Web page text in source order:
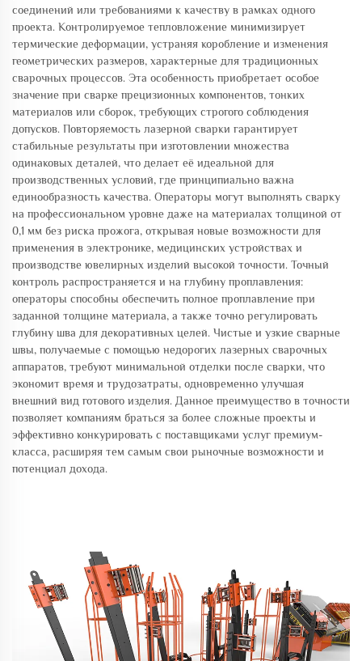
соединений или требованиями к качеству в рамках одного
проекта. Контролируемое тепловложение минимизирует
термические деформации, устраняя коробление и изменения
геометрических размеров, характерные для традиционных
сварочных процессов. Эта особенность приобретает особое
значение при сварке прецизионных компонентов, тонких
материалов или сборок, требующих строгого соблюдения
допусков. Повторяемость лазерной сварки гарантирует
стабильные результаты при изготовлении множества
одинаковых деталей, что делает её идеальной для
производственных условий, где принципиально важна
единообразность качества. Операторы могут выполнять сварку
на профессиональном уровне даже на материалах толщиной от
0,1 мм без риска прожога, открывая новые возможности для
применения в электронике, медицинских устройствах и
производстве ювелирных изделий высокой точности. Точный
контроль распространяется и на глубину проплавления:
операторы способны обеспечить полное проплавление при
заданной толщине материала, а также точно регулировать
глубину шва для декоративных целей. Чистые и узкие сварные
швы, получаемые с помощью недорогих лазерных сварочных
аппаратов, требуют минимальной отделки после сварки, что
экономит время и трудозатраты, одновременно улучшая
внешний вид готового изделия. Данное преимущество в точности
позволяет компаниям браться за более сложные проекты и
эффективно конкурировать с поставщиками услуг премиум-
класса, расширяя тем самым свои рыночные возможности и
потенциал дохода.